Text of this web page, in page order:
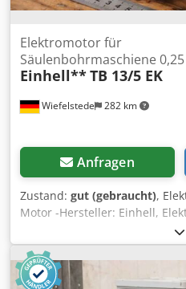
Wiefelstede 282 km
Elektromotor für
Säulenbohrmaschiene
Einhell**TB 13/5 EK
Anfragen
Zustand: gut (gebraucht),
Motor -Hersteller: Einhell,
Säulenbohrmaschiene TB 13/
-Leistung: 0,25 kW / 1420 U/
Anzahl: 6x Motor vorhanden -
Abmessungen: 185/123/165